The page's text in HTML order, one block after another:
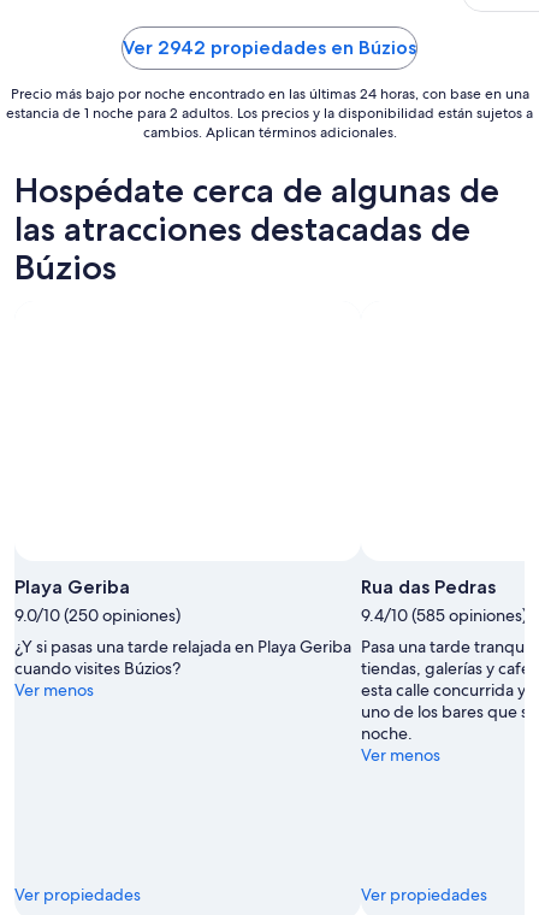
11
ago
al
12
ago
Ver 2942 propiedades en Búzios
Precio más bajo por noche encontrado en las últimas 24 horas, con base en una
estancia de 1 noche para 2 adultos. Los precios y la disponibilidad están sujetos a
cambios. Aplican términos adicionales.
Hospédate cerca de algunas de
las atracciones destacadas de
Búzios
Playa Geriba
9.0/10 (250 opiniones)
¿Y si pasas una tarde relajada en Playa Geriba
cuando visites Búzios?
Ver menos
Ver propiedades
Rua das Pedras
9.4/10 (585 opiniones)
Pasa una tarde
tiendas, galerías y
esta calle concurrida y
uno de los bares que
noche.
Ver menos
Ver propiedades